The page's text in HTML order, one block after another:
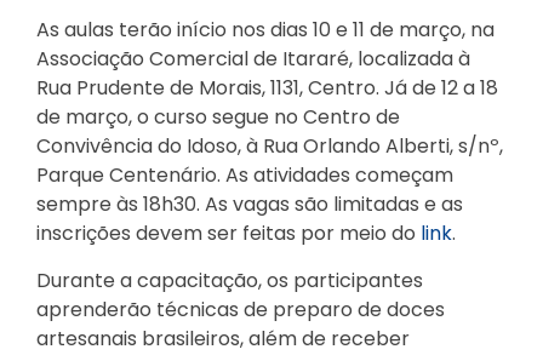
As aulas terão início nos dias 10 e 11 de março, na
Associação Comercial de Itararé, localizada à
Rua Prudente de Morais, 1131, Centro. Já de 12 a 18
de março, o curso segue no Centro de
Convivência do Idoso, à Rua Orlando Alberti, s/nº,
Parque Centenário. As atividades começam
sempre às 18h30. As vagas são limitadas e as
inscrições devem ser feitas por meio do link.
Durante a capacitação, os participantes
aprenderão técnicas de preparo de doces
artesanais brasileiros, além de receber